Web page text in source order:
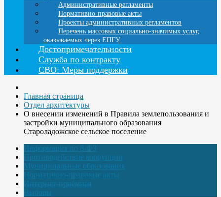
Административные регламенты
Нормативно-правовые акты
Проекты административных регламентов
Перечень массовых социально-значимых услуг,
оказываемых через ЕПГУ
Достопримечательности
Служба по контракту
СВО: Меры поддержки
Главная страница
Отдел архитектуры
О внесении изменений в Правила землепользования и
застройки муниципального образования
Староладожское сельское поселение
Информация по 8-ФЗ
Противодействие коррупции
Муниципальные образования
Нормативно-правовые акты
Интернет-приёмная
Выборы